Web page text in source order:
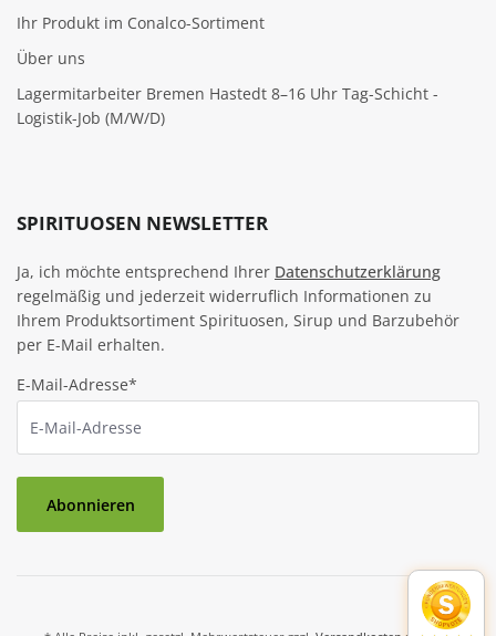
Ihr Produkt im Conalco-Sortiment
Über uns
Lagermitarbeiter Bremen Hastedt 8–16 Uhr Tag-Schicht -
Logistik-Job (M/W/D)
SPIRITUOSEN NEWSLETTER
Ja, ich möchte entsprechend Ihrer Datenschutzerklärung
regelmäßig und jederzeit widerruflich Informationen zu
Ihrem Produktsortiment Spirituosen, Sirup und Barzubehör
per E-Mail erhalten.
E-Mail-Adresse*
Abonnieren